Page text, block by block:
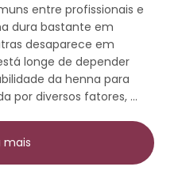
entre profissionais e
dura bastante em
desaparece em
longe de depender
da henna para
por diversos fatores, ...
mais